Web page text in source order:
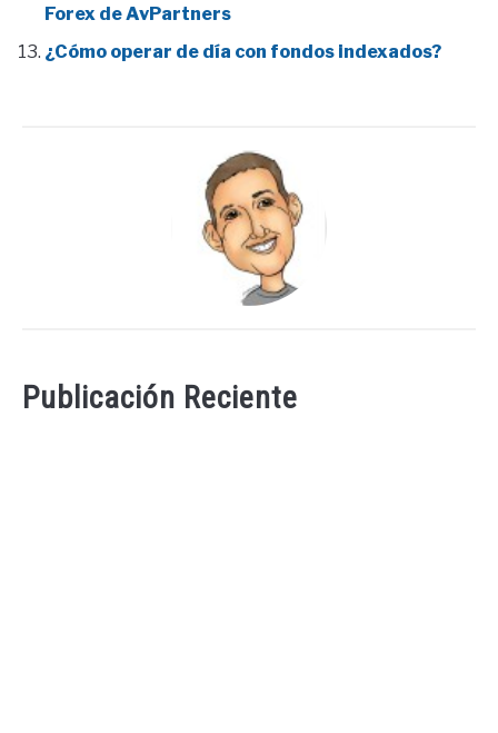
Forex de AvPartners
¿Cómo operar de día con fondos indexados?
Publicación Reciente